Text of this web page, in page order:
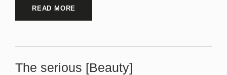
READ MORE
The serious [Beauty]